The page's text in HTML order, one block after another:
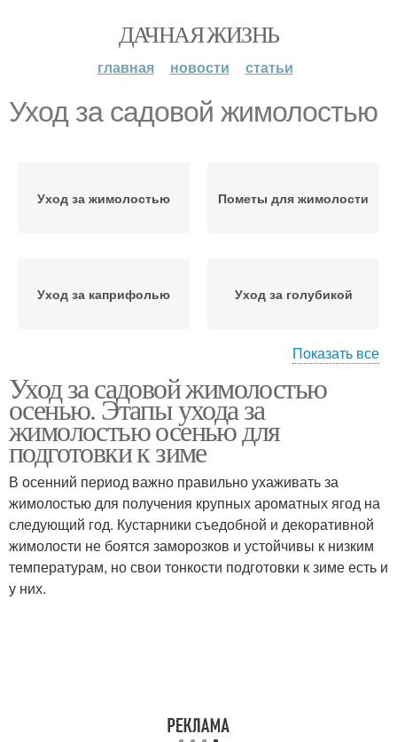
ДАЧНАЯ ЖИЗНЬ
главная новости статьи
Уход за садовой жимолостью
Уход за жимолостью Пометы для жимолости
Уход за каприфолью Уход за голубикой
Уход за ежевикой Уход за растением
Показать все
Уход за садовой жимолостью
осенью. Этапы ухода за
жимолостью осенью для
подготовки к зиме
В осенний период важно правильно ухаживать за
жимолостью для получения крупных ароматных ягод на
следующий год. Кустарники съедобной и декоративной
жимолости не боятся заморозков и устойчивы к низким
температурам, но свои тонкости подготовки к зиме есть и
у них.